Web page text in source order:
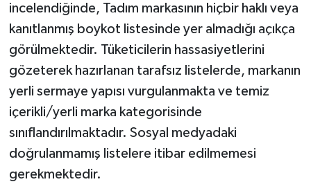
incelendiğinde, Tadım markasının hiçbir haklı veya
kanıtlanmış boykot listesinde yer almadığı açıkça
görülmektedir. Tüketicilerin hassasiyetlerini
gözeterek hazırlanan tarafsız listelerde, markanın
yerli sermaye yapısı vurgulanmakta ve temiz
içerikli/yerli marka kategorisinde
sınıflandırılmaktadır. Sosyal medyadaki
doğrulanmamış listelere itibar edilmemesi
gerekmektedir.